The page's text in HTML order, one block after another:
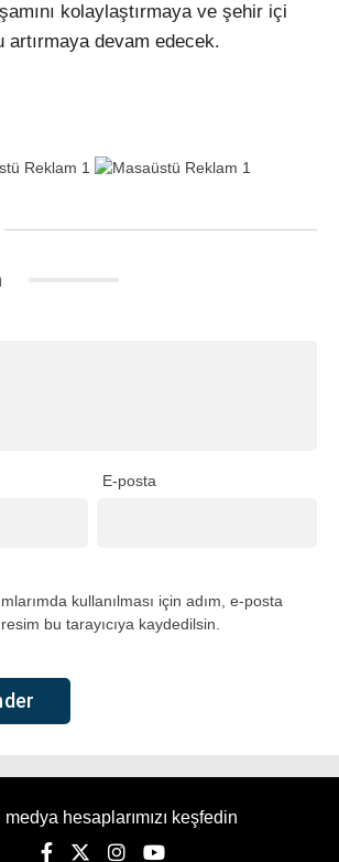
kolaylaştırmaya ve şehir içi
artırmaya devam edecek.
E-posta
kullanılması için adım, e-posta
bu tarayıcıya kaydedilsin.
hesaplarımızı keşfedin